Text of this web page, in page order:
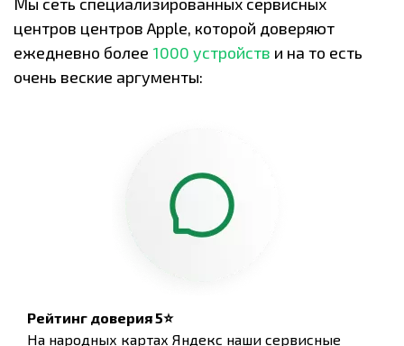
центров центров Apple, которой доверяют
ежедневно более 1000 устройств и на то есть
очень веские аргументы:
Рейтинг доверия 5⭐
На народных картах Яндекс наши сервисные